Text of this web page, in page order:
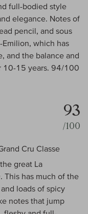
full-bodied style
elegance. Notes of
pencil, and sous
Emilion, which has
and the balance and
10-15 years. 94/100
93
/100
Cru Classe
great La
has much of the
loads of spicy
notes that jump